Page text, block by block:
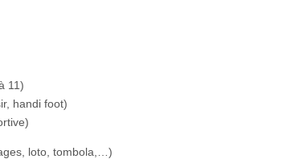
11)
handi foot)
loto, tombola,…)